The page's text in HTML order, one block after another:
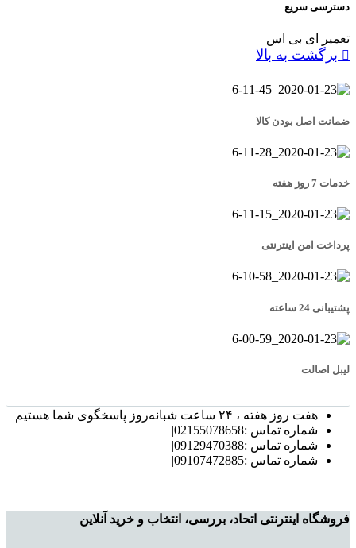
دسترسی سریع
تعمیر ای بی اس
برگشت به بالا
ضمانت اصل بودن کالا
خدمات 7 روز هفته
پرداخت امن اینترنتی
پشتیبانی 24 ساعته
لیبل اصالت
هفت روز هفته ، ۲۴ ساعت شبانه‌روز پاسخگوی شما هستیم
شماره تماس :02155078658|
شماره تماس :09129470388|
شماره تماس :09107472885|
فروشگاه اینترنتی اتحاد، بررسی، انتخاب و خرید آنلاین